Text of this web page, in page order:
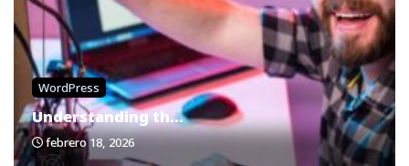
WordPress
Understanding th...
febrero 18, 2026